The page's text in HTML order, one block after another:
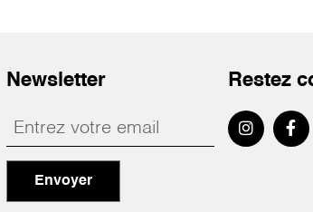
Newsletter
Envoyer
Restez